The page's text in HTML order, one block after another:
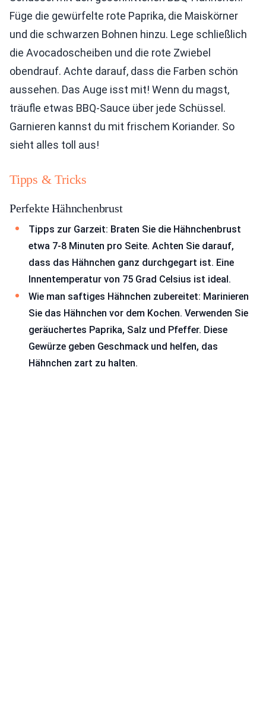
Füge die gewürfelte rote Paprika, die Maiskörner
und die schwarzen Bohnen hinzu. Lege schließlich
die Avocadoscheiben und die rote Zwiebel
obendrauf. Achte darauf, dass die Farben schön
aussehen. Das Auge isst mit! Wenn du magst,
träufle etwas BBQ-Sauce über jede Schüssel.
Garnieren kannst du mit frischem Koriander. So
sieht alles toll aus!
Tipps & Tricks
Perfekte Hähnchenbrust
Tipps zur Garzeit: Braten Sie die Hähnchenbrust
etwa 7-8 Minuten pro Seite. Achten Sie darauf,
dass das Hähnchen ganz durchgegart ist. Eine
Innentemperatur von 75 Grad Celsius ist ideal.
Wie man saftiges Hähnchen zubereitet: Marinieren
Sie das Hähnchen vor dem Kochen. Verwenden Sie
geräuchertes Paprika, Salz und Pfeffer. Diese
Gewürze geben Geschmack und helfen, das
Hähnchen zart zu halten.